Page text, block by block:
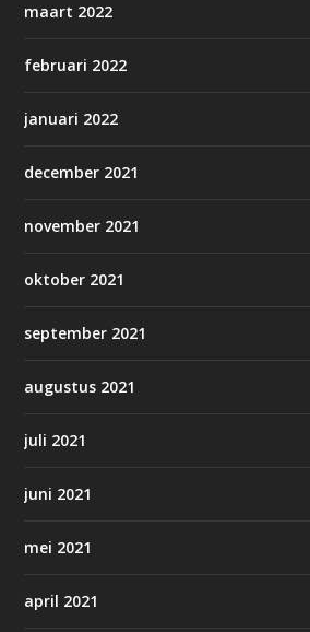
maart 2022
februari 2022
januari 2022
december 2021
november 2021
oktober 2021
september 2021
augustus 2021
juli 2021
juni 2021
mei 2021
april 2021